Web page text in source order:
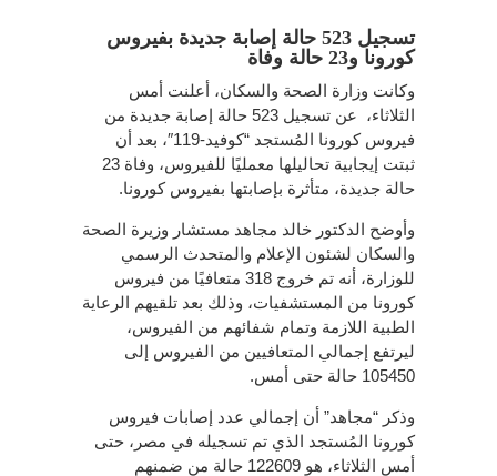
تسجيل 523 حالة إصابة جديدة بفيروس
كورونا و23 حالة وفاة
وكانت وزارة الصحة والسكان، أعلنت أمس
الثلاثاء، عن تسجيل 523 حالة إصابة جديدة من
فيروس كورونا المُستجد “كوفيد-119″، بعد أن
ثبتت إيجابية تحاليلها معمليًا للفيروس، وفاة 23
حالة جديدة، متأثرة بإصابتها بفيروس كورونا.
وأوضح الدكتور خالد مجاهد مستشار وزيرة الصحة
والسكان لشئون الإعلام والمتحدث الرسمي
للوزارة، أنه تم خروج 318 متعافيًا من فيروس
كورونا من المستشفيات، وذلك بعد تلقيهم الرعاية
الطبية اللازمة وتمام شفائهم من الفيروس،
ليرتفع إجمالي المتعافيين من الفيروس إلى
105450 حالة حتى أمس.
وذكر “مجاهد” أن إجمالي عدد إصابات فيروس
كورونا المُستجد الذي تم تسجيله في مصر، حتى
أمس الثلاثاء، هو 122609 حالة من ضمنهم